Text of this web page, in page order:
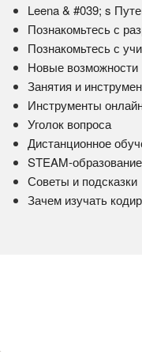
Leena & #039; s
Познакомьтесь с
Познакомьтесь с
Новые возможности
Занятия и
Инструменты
Уголок вопроса
Дистанционное
STEAM-образование
Советы и подсказки
Зачем изучать